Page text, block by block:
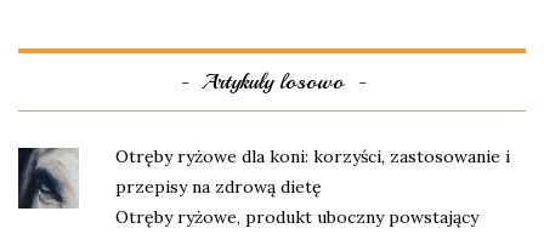
Artykuły losowo
Otręby ryżowe dla koni: korzyści, zastosowanie i
przepisy na zdrową dietę
Otręby ryżowe, produkt uboczny powstający